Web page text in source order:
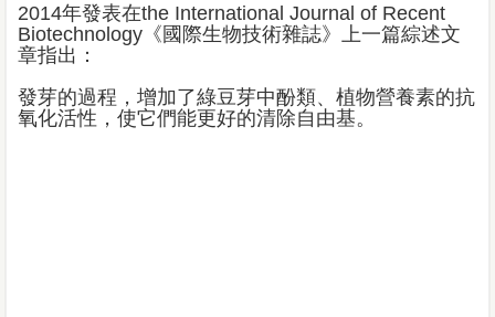
2014年發表在the International Journal of Recent
Biotechnology《國際生物技術雜誌》上一篇綜述文
章指出：
發芽的過程，增加了綠豆芽中酚類、植物營養素的抗
氧化活性，使它們能更好的清除自由基。